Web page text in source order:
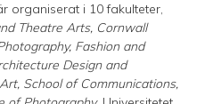
organiserat i 10 fakulteter,
Theatre Arts, Cornwall
Fashion and
Design and
School of Communications,